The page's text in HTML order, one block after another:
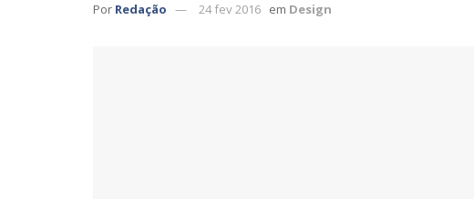
Por Redação 24 fev 2016 em Design